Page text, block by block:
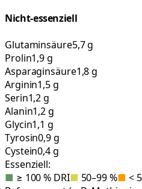
Nicht-essenziell
Glutaminsäure5,7 g
Prolin1,9 g
Asparaginsäure1,8 g
Arginin1,5 g
Serin1,2 g
Alanin1,2 g
Glycin1,1 g
Tyrosin0,9 g
Cystein0,4 g
Essenziell:
■ ≥ 100 % DRI■ 50–99 %■ <